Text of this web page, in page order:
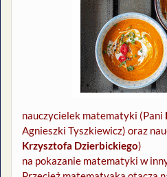
nauczycielek matematyki (Pani
Agnieszki Tyszkiewicz) oraz
Krzysztofa Dzierbickiego)
na pokazanie matematyki w